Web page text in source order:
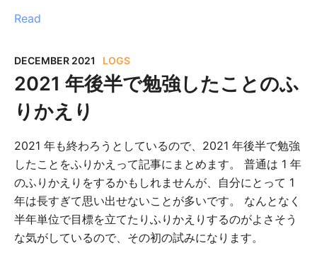
Read
DECEMBER 2021 LOGS
2021 年後半で勉強したことのふ
りかえり
2021 年も終わろうとしているので、2021 年後半で勉強
したことをふりかえって記事にまとめます。 普通は 1 年
のふりかえりをするかもしれませんが、自分にとって 1
年は長すぎて思い出せないことが多いです。 なんとなく
半年単位で目標を立てたりふりかえりするのがよさそう
な気がしているので、その初の試みになります。